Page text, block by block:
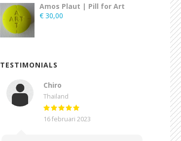
Amos Plaut | Pill for Art
€ 30,00
TESTIMONIALS
Chiro
Thailand
16 februari 2023